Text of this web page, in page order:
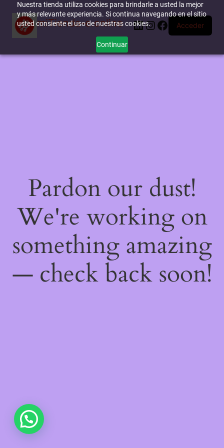
Nuestra tienda utiliza cookies para brindarle a usted la mejor
y más relevante experiencia. Si continua navegando en el sitio
usted consiente el uso de nuestras cookies.
Continuar
miTienda-e.online LinkedIn
Instagram
Facebook
Acceder
Pardon our dust!
We're working on
something amazing
— check back soon!